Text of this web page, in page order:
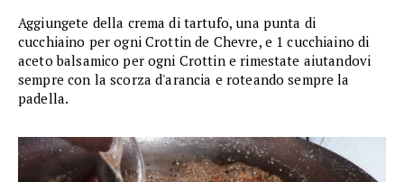
Aggiungete della crema di tartufo, una punta di
cucchiaino per ogni Crottin de Chevre, e 1 cucchiaino di
aceto balsamico per ogni Crottin e rimestate aiutandovi
sempre con la scorza d'arancia e roteando sempre la
padella.